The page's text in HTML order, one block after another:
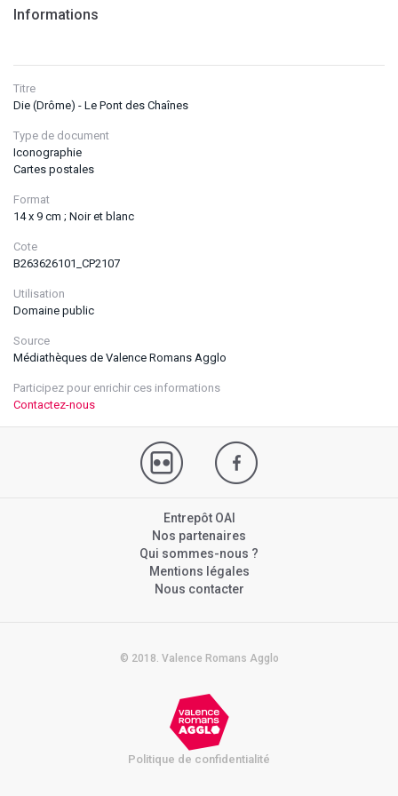
Informations
Titre
Die (Drôme) - Le Pont des Chaînes
Type de document
Iconographie
Cartes postales
Format
14 x 9 cm ; Noir et blanc
Cote
B263626101_CP2107
Utilisation
Domaine public
Source
Médiathèques de Valence Romans Agglo
Participez pour enrichir ces informations
Contactez-nous
Entrepôt OAI
Nos partenaires
Qui sommes-nous ?
Mentions légales
Nous contacter
© 2018. Valence Romans Agglo
Politique de confidentialité